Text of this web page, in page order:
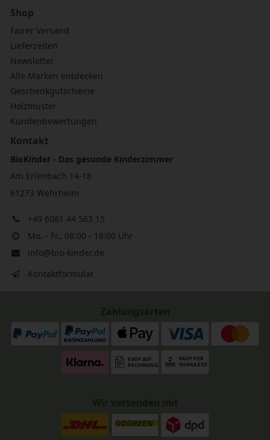
Shop
Fairer Versand
Lieferzeiten
Newsletter
Alle Marken entdecken
Geschenkgutscheine
Holzmuster
Kundenbewertungen
Kontakt
BioKinder - Das gesunde Kinderzimmer
Am Erlenbach 14-18
61273 Wehrheim
+49 6081 44 563 15
Mo. - Fr., 08:00 - 16:00 Uhr
info@bio-kinder.de
Kontaktformular
Zahlungsarten
Wir versenden mit